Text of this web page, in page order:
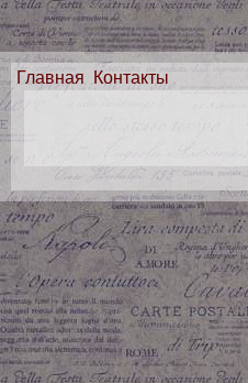
Главная Контакты